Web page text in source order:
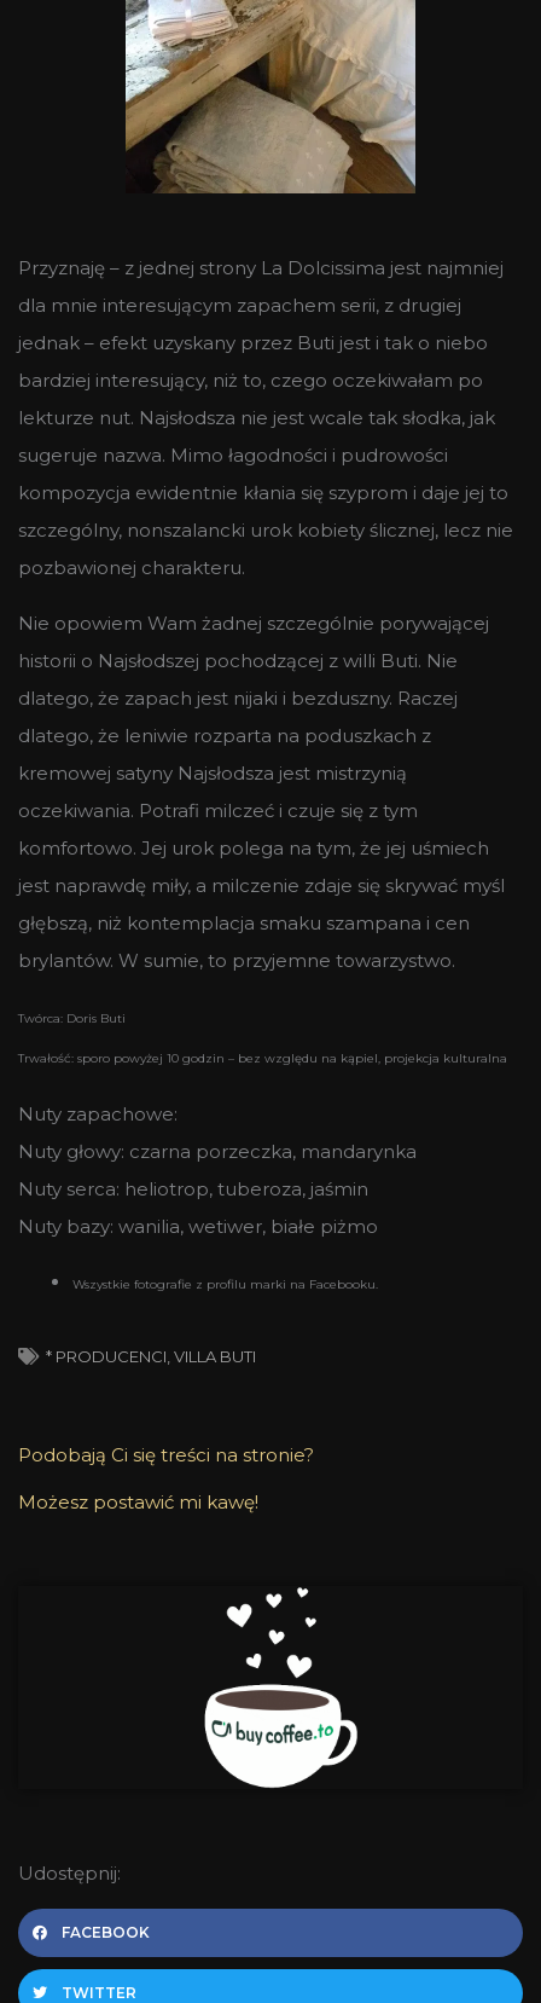
Przyznaję – z jednej strony La Dolcissima jest najmniej
dla mnie interesującym zapachem serii, z drugiej
jednak – efekt uzyskany przez Buti jest i tak o niebo
bardziej interesujący, niż to, czego oczekiwałam po
lekturze nut. Najsłodsza nie jest wcale tak słodka, jak
sugeruje nazwa. Mimo łagodności i pudrowości
kompozycja ewidentnie kłania się szyprom i daje jej to
szczególny, nonszalancki urok kobiety ślicznej, lecz nie
pozbawionej charakteru.
Nie opowiem Wam żadnej szczególnie porywającej
historii o Najsłodszej pochodzącej z willi Buti. Nie
dlatego, że zapach jest nijaki i bezduszny. Raczej
dlatego, że leniwie rozparta na poduszkach z
kremowej satyny Najsłodsza jest mistrzynią
oczekiwania. Potrafi milczeć i czuje się z tym
komfortowo. Jej urok polega na tym, że jej uśmiech
jest naprawdę miły, a milczenie zdaje się skrywać myśl
głębszą, niż kontemplacja smaku szampana i cen
brylantów. W sumie, to przyjemne towarzystwo.
Twórca: Doris Buti
Trwałość: sporo powyżej 10 godzin – bez względu na kąpiel, projekcja kulturalna
Nuty zapachowe:
Nuty głowy: czarna porzeczka, mandarynka
Nuty serca: heliotrop, tuberoza, jaśmin
Nuty bazy: wanilia, wetiwer, białe piżmo
Wszystkie fotografie z profilu marki na Facebooku.
* PRODUCENCI,VILLA BUTI
Podobają Ci się treści na stronie?
Możesz postawić mi kawę!
Udostępnij:
FACEBOOK
TWITTER